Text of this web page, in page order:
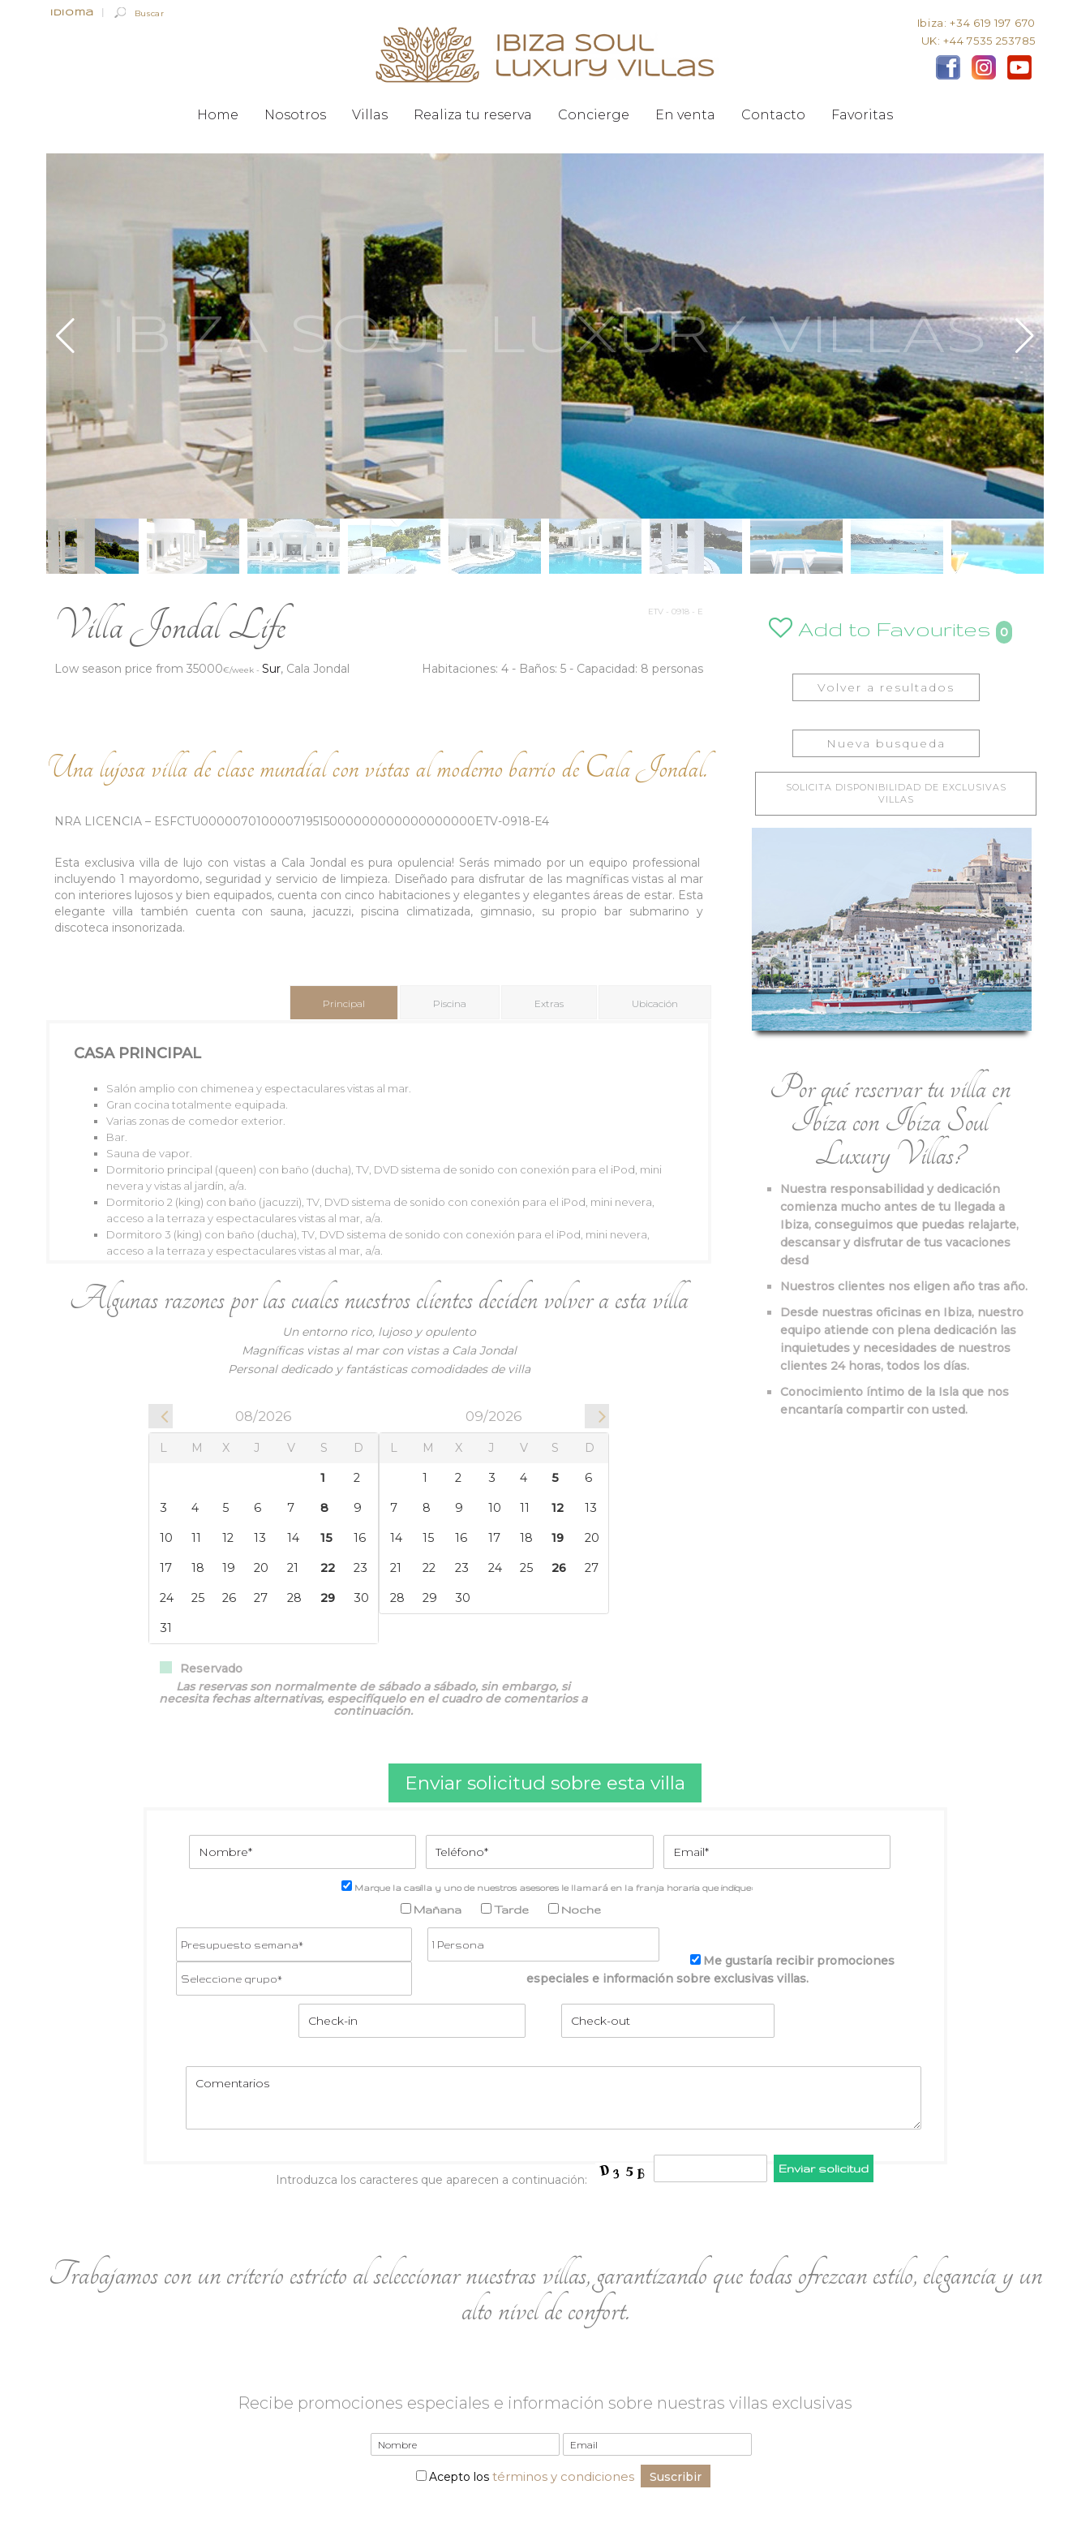
Idioma
Ibiza: +34 619 197 670
UK: +44 7535 253785
Home Nosotros Villas Realiza tu reserva Concierge En venta Contacto Favoritas
IBIZA SOUL LUXURY VILLAS
Villa Jondal Life ETV - 0918 - E
Low season price from 35000€/week - Sur, Cala Jondal Habitaciones: 4 - Baños: 5 - Capacidad: 8 personas
Una lujosa villa de clase mundial con vistas al moderno barrio de Cala Jondal.
NRA LICENCIA – ESFCTU000007010000719515000000000000000000ETV-0918-E4
Esta exclusiva villa de lujo con vistas a Cala Jondal es pura opulencia! Serás mimado por un equipo professional
incluyendo 1 mayordomo, seguridad y servicio de limpieza. Diseñado para disfrutar de las magníficas vistas al mar
con interiores lujosos y bien equipados, cuenta con cinco habitaciones y elegantes y elegantes áreas de estar. Esta
elegante villa también cuenta con sauna, jacuzzi, piscina climatizada, gimnasio, su propio bar submarino y
discoteca insonorizada.
Principal Piscina Extras Ubicación
CASA PRINCIPAL
Salón amplio con chimenea y espectaculares vistas al mar.
Gran cocina totalmente equipada.
Varias zonas de comedor exterior.
Bar.
Sauna de vapor.
Dormitorio principal (queen) con baño (ducha), TV, DVD sistema de sonido con conexión para el iPod, mini
nevera y vistas al jardín, a/a.
Dormitorio 2 (king) con baño (jacuzzi), TV, DVD sistema de sonido con conexión para el iPod, mini nevera,
acceso a la terraza y espectaculares vistas al mar, a/a.
Dormitoro 3 (king) con baño (ducha), TV, DVD sistema de sonido con conexión para el iPod, mini nevera,
acceso a la terraza y espectaculares vistas al mar, a/a.
espectaculares vistas al mar, a/a.
Dormitorio 5 (queen) con baño (ducha), TV, DVD sistema de sonido con conexión para el iPod, mini nevera,
caja fuerte y espectaculares vistas al jardín y la bahía, a/a.
Algunas razones por las cuales nuestros clientes deciden volver a esta villa
Un entorno rico, lujoso y opulento
Magníficas vistas al mar con vistas a Cala Jondal
Personal dedicado y fantásticas comodidades de villa
08/2026
L M X J V S D
1 2
3 4 5 6 7 8 9
15
17 18 19 20 21 22 23
30
L M X J V S D
1 2 3 4 5 6
7 8 9
14 18 20
21 22 23 24 25 26 27
28 29 30
Reservado
Las reservas son normalmente de sábado a sábado, sin embargo, si
necesita fechas alternativas, especifíquelo en el cuadro de comentarios a
continuación.
Add to Favourites 0
Volver a resultados
Nueva busqueda
SOLICITA DISPONIBILIDAD DE EXCLUSIVAS
VILLAS
Por qué reservar tu villa en
Ibiza con Ibiza Soul
Luxury Villas?
Nuestra responsabilidad y dedicación
comienza mucho antes de tu llegada a
Ibiza, conseguimos que puedas relajarte,
descansar y disfrutar de tus vacaciones
desd
Nuestros clientes nos eligen año tras año.
Desde nuestras oficinas en Ibiza, nuestro
equipo atiende con plena dedicación las
inquietudes y necesidades de nuestros
clientes 24 horas, todos los días.
Conocimiento íntimo de la Isla que nos
encantaría compartir con usted.
Enviar solicitud sobre esta villa
Marque la casilla y uno de nuestros asesores le llamará en la franja horaria que indique:
Mañana Tarde Noche
Me gustaría recibir promociones
especiales e información sobre exclusivas villas.
Introduzca los caracteres que aparecen a continuación:
Enviar solicitud
Trabajamos con un criterio estricto al seleccionar nuestras villas, garantizando que todas ofrezcan estilo, elegancia y un
alto nivel de confort.
Recibe promociones especiales e información sobre nuestras villas exclusivas
Acepto los términos y condiciones